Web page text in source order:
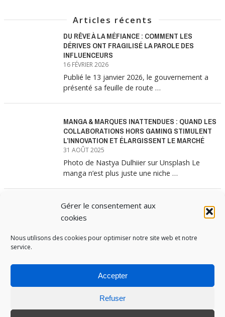
Gérer le consentement aux
cookies
Nous utilisons des cookies pour optimiser notre site web et notre
service.
Accepter
Refuser
Articles récents
DU RÊVE À LA MÉFIANCE : COMMENT LES
DÉRIVES ONT FRAGILISÉ LA PAROLE DES
INFLUENCEURS
16 FÉVRIER 2026
Publié le 13 janvier 2026, le gouvernement a
présenté sa feuille de route …
MANGA & MARQUES INATTENDUES : QUAND LES
COLLABORATIONS HORS GAMING STIMULENT
L’INNOVATION ET ÉLARGISSENT LE MARCHÉ
31 AOÛT 2025
Photo de Nastya Dulhiier sur Unsplash Le
manga n’est plus juste une niche …
MANGA & MARQUES : ANATOMIE D’UNE
ALLIANCE MARKETING GAGNANTE
Les interminables files d’attente devant les
MEDIA INSTITUTE
STRATÉGIE MARKETING & DIGITALE © TOUS DROITS RÉSERVÉS 2017-2025